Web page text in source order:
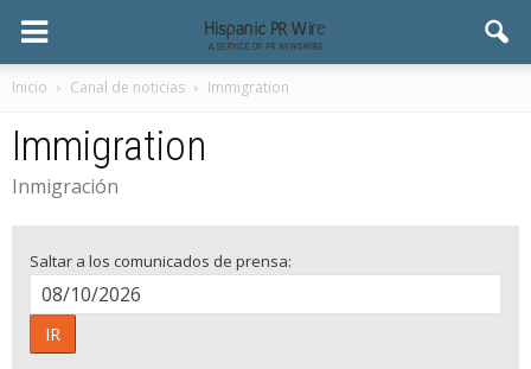
Inicio Canal de noticias Immigration
Immigration
Inmigración
Saltar a los comunicados de prensa:
IR